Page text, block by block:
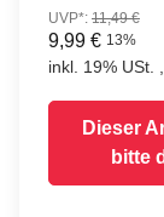
UVP*: 11,49 €
9,99 € 13%
inkl. 19% USt.
Dieser
bitte